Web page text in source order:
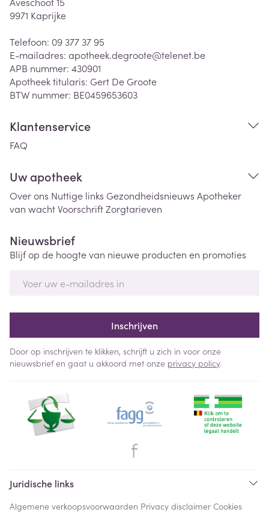
9971 Kaprijke
Telefoon: 09 377 37 95
E-mailadres: apotheek.degroote@telenet.be
APB nummer: 430901
Apotheek titularis: Gert De Groote
BTW nummer: BE0459653603
Klantenservice
FAQ
Uw apotheek
Over ons Nuttige links Gezondheidsnieuws Apotheker
van wachtVoorschriftZorgtarieven
Nieuwsbrief
Blijf op de hoogte van nieuwe producten en promoties
Inschrijven
Door op inschrijven te klikken, schrijft u zich in voor onze
nieuwsbrief en gaat u akkoord met onze privacy policy.
Juridische links
Algemene verkoopsvoorwaarden Privacy disclaimer Cookies